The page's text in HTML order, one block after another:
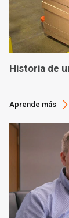
Historia de
Aprende más